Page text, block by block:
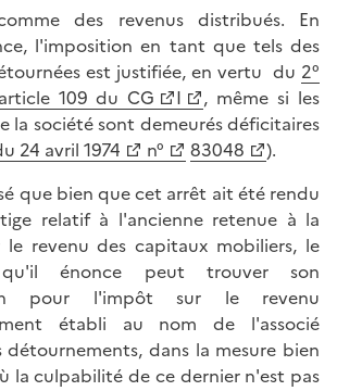
des revenus distribués. En
l'imposition en tant que tels des
est justifiée, en vertu du 2°
109 du CG
I
, même si les
la société sont demeurés déficitaires
24 avril 1974 n° 83048
).
que bien que cet arrêt ait été rendu
relatif à l'ancienne retenue à la
le revenu des capitaux mobiliers, le
énonce peut trouver son
pour l'impôt sur le revenu
établi au nom de l'associé
détournements, dans la mesure bien
la culpabilité de ce dernier n'est pas